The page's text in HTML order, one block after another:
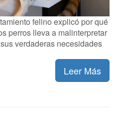
felino explicó por qué
perros lleva a malinterpretar
verdaderas necesidades
Leer Más